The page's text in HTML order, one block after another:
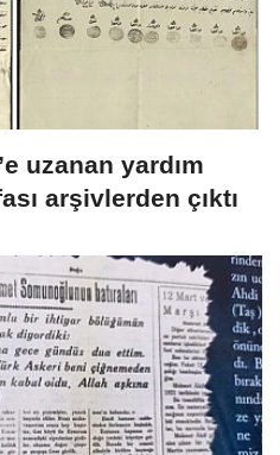
uzanan yardım
arşivlerden çıktı